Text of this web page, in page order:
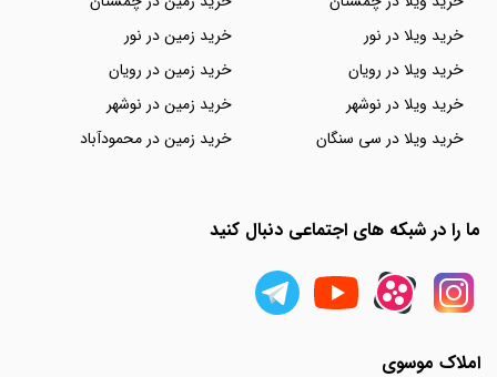
خرید ویلا در نور
خرید ویلا در رویان
خرید ویلا در نوشهر
خرید ویلا در سی سنگان
خرید زمین در نور
خرید زمین در رویان
خرید زمین در نوشهر
خرید زمین در محمودآباد
ما را در شبکه های اجتماعی دنبال کنید
املاک موسوی